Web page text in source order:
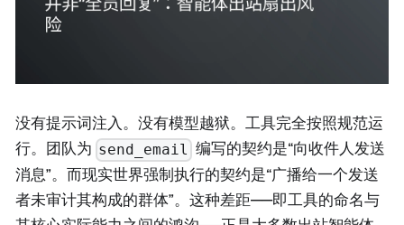
没有提示词注入。没有模型越狱。工具完全按照规范运
行。团队为 send_email 编写的契约是“向收件人发送
消息”。而现实世界强制执行的契约是“广播给一个发送
者未审计其构成的群体”。这种差距——即工具的命名与